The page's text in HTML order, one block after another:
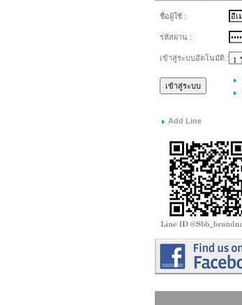
ชื่อผู้ใช้ :
รหัสผ่าน :
เข้าสู่ระบบอัตโนมัติ :
Add Line